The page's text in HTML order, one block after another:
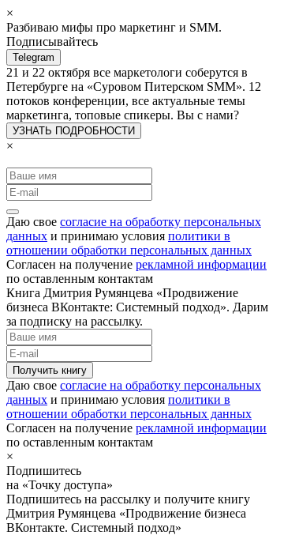
×
Разбиваю мифы про маркетинг и SMM.
Подписывайтесь
Telegram
21 и 22 октября все маркетологи соберутся в
Петербурге на «Суровом Питерском SMM». 12
потоков конференции, все актуальные темы
маркетинга, топовые спикеры. Вы с нами?
УЗНАТЬ ПОДРОБНОСТИ
×
Даю свое согласие на обработку персональных
данных и принимаю условия политики в
отношении обработки персональных данных
Согласен на получение рекламной информации
по оставленным контактам
Книга Дмитрия Румянцева «Продвижение
бизнеса ВКонтакте: Системный подход». Дарим
за подписку на рассылку.
Получить книгу
Даю свое согласие на обработку персональных
данных и принимаю условия политики в
отношении обработки персональных данных
Согласен на получение рекламной информации
по оставленным контактам
×
Подпишитесь
на «Точку доступа»
Подпишитесь на рассылку и получите книгу
Дмитрия Румянцева «Продвижение бизнеса
ВКонтакте. Системный подход»